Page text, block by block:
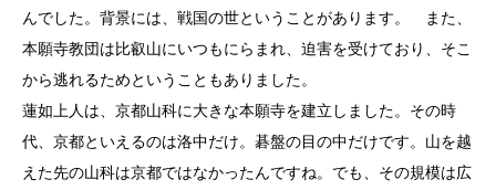
んでした。背景には、戦国の世ということがあります。 また、
本願寺教団は比叡山にいつもにらまれ、迫害を受けており、そこ
から逃れるためということもありました。
蓮如上人は、京都山科に大きな本願寺を建立しました。その時
代、京都といえるのは洛中だけ。碁盤の目の中だけです。山を越
えた先の山科は京都ではなかったんですね。でも、その規模は広